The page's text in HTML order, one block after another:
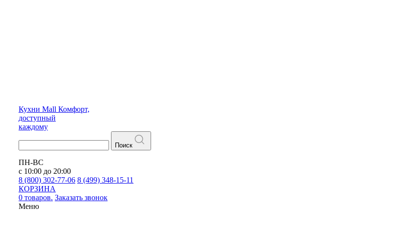
Кухни Mall Комфорт,
доступный
каждому
Поиск
ПН-ВС
с 10:00 до 20:00
8 (800) 302-77-06 8 (499) 348-15-11
КОРЗИНА
0 товаров. Заказать звонок
Меню